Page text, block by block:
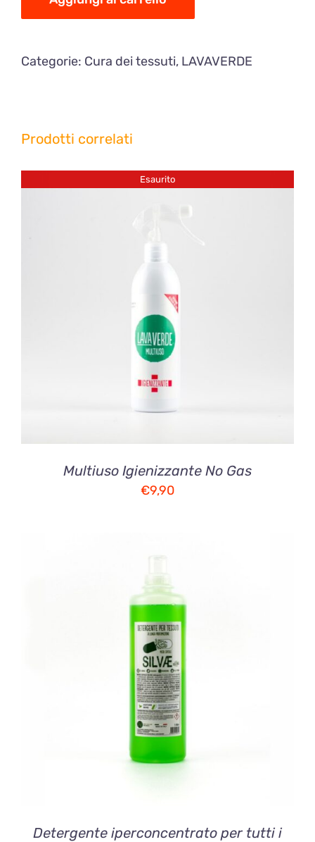
quantità
Categorie: Cura dei tessuti, LAVAVERDE
Prodotti correlati
Esaurito
DETTAGLI
Multiuso Igienizzante No Gas
€9,90
AGGIUNGI AL CARRELLO
Detergente iperconcentrato per tutti i